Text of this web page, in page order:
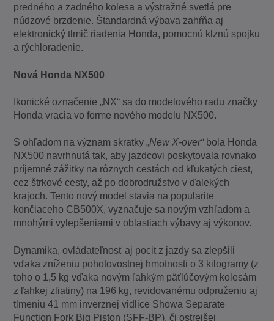
predného a zadného kolesa a výstražné svetlá pre
núdzové brzdenie. Štandardná výbava zahŕňa aj
elektronický tlmič riadenia Honda, pomocnú klznú spojku
a rýchloradenie.
Nová Honda NX500
Ikonické označenie „NX“ sa do modelového radu značky
Honda vracia vo forme nového modelu NX500.
S ohľadom na význam skratky „New X-over“bola Honda
NX500 navrhnutá tak, aby jazdcovi poskytovala rovnako
príjemné zážitky na rôznych cestách od kľukatých ciest,
cez štrkové cesty, až po dobrodružstvo v ďalekých
krajoch. Tento nový model stavia na popularite
končiaceho CB500X, vyznačuje sa novým vzhľadom a
mnohými vylepšeniami v oblastiach výbavy aj výkonov.
Dynamika, ovládateľnosť aj pocit z jazdy sa zlepšili
vďaka zníženiu pohotovostnej hmotnosti o 3 kilogramy (z
toho o 1,5 kg vďaka novým ľahkým päťlúčovým kolesám
z ľahkej zliatiny) na 196 kg, revidovanému odpruženiu aj
tlmeniu 41 mm inverznej vidlice Showa Separate
Function Fork Big Piston (SFF-BP), či ostrejšej